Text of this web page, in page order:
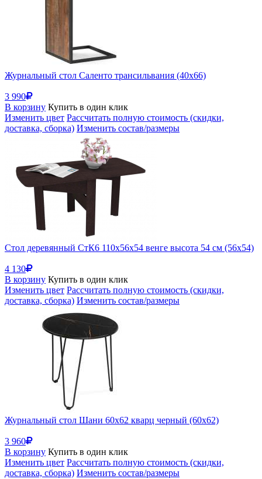
Журнальный стол Саленто трансильвания (40x66)
3 990
В корзину Купить в один клик
Изменить цвет Рассчитать полную стоимость (скидки,
доставка, сборка) Изменить состав/размеры
Стол деревянный СтК6 110х56х54 венге высота 54 см (56x54)
4 130
В корзину Купить в один клик
Изменить цвет Рассчитать полную стоимость (скидки,
доставка, сборка) Изменить состав/размеры
Журнальный стол Шани 60х62 кварц черный (60x62)
3 960
В корзину Купить в один клик
Изменить цвет Рассчитать полную стоимость (скидки,
доставка, сборка) Изменить состав/размеры